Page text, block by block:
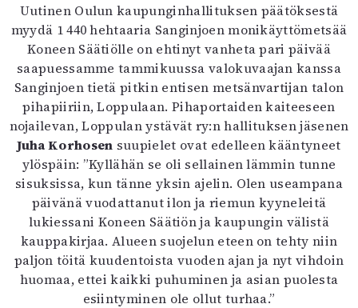
Uutinen Oulun kaupunginhallituksen päätöksestä
myydä 1 440 hehtaaria Sanginjoen monikäyttömetsää
Koneen Säätiölle on ehtinyt vanheta pari päivää
saapuessamme tammikuussa valokuvaajan kanssa
Sanginjoen tietä pitkin entisen metsänvartijan talon
pihapiiriin, Loppulaan. Pihaportaiden kaiteeseen
nojailevan, Loppulan ystävät ry:n hallituksen jäsenen
Juha Korhosen suupielet ovat edelleen kääntyneet
ylöspäin: ”Kyllähän se oli sellainen lämmin tunne
sisuksissa, kun tänne yksin ajelin. Olen useampana
päivänä vuodattanut ilon ja riemun kyyneleitä
lukiessani Koneen Säätiön ja kaupungin välistä
kauppakirjaa. Alueen suojelun eteen on tehty niin
paljon töitä kuudentoista vuoden ajan ja nyt vihdoin
huomaa, ettei kaikki puhuminen ja asian puolesta
esiintyminen ole ollut turhaa.”